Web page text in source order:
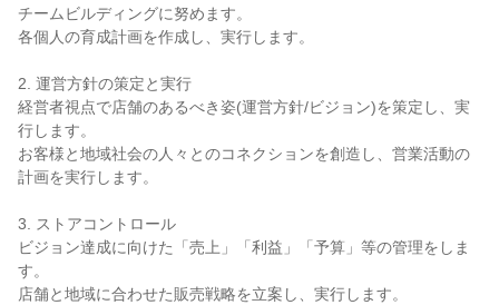
チームビルディングに努めます。
各個人の育成計画を作成し、実行します。
2. 運営方針の策定と実行
経営者視点で店舗のあるべき姿(運営方針/ビジョン)を策定し、実
行します。
お客様と地域社会の人々とのコネクションを創造し、営業活動の
計画を実行します。
3. ストアコントロール
ビジョン達成に向けた「売上」「利益」「予算」等の管理をしま
す。
店舗と地域に合わせた販売戦略を立案し、実行します。